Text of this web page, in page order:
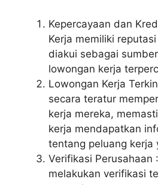
Kepercayaan dan
Kerja memiliki
diakui sebagai
lowongan kerja
Lowongan Kerja
secara teratur
kerja mereka,
kerja mendapatkan
tentang peluang kerja
Verifikasi Perusahaan
melakukan verifikasi